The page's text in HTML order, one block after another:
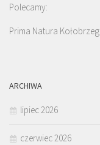
Polecamy:
Prima Natura Kołobrzeg
ARCHIWA
lipiec 2026
czerwiec 2026